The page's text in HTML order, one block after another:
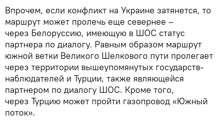
Впрочем, если конфликт на Украине затянется, то
маршрут может пролечь еще севернее –
через Белоруссию, имеющую в ШОС статус
партнера по диалогу. Равным образом маршрут
южной ветки Великого Шелкового пути пролегает
через территории вышеупомянутых государств-
наблюдателей и Турции, также являющейся
партнером по диалогу ШОС. Кроме того,
через Турцию может пройти газопровод «Южный
поток».